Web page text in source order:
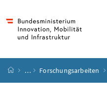
Startseite
… Forschungsarbeiten